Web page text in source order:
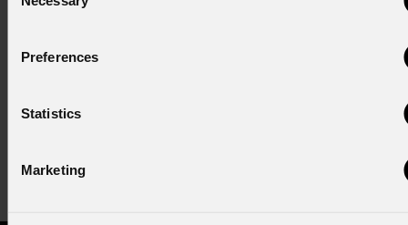
Selection
Preferences
Statistics
Marketing